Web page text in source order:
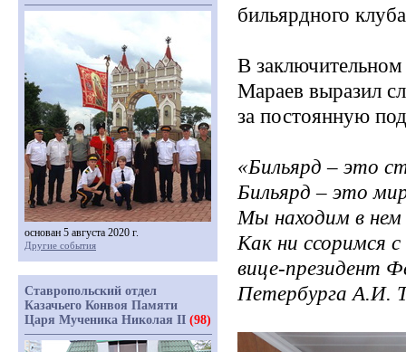
бильярдного клуба
В заключительном
Мараев выразил
за постоянную
«Бильярд – это
Бильярд – это
Мы находим в
Как ни ссоримся
вице-президент
Петербурга А.И.
основан 5 августа 2020 г.
Другие события
Ставропольский отдел
Казачьего Конвоя Памяти
Царя Мученика Николая II (98)